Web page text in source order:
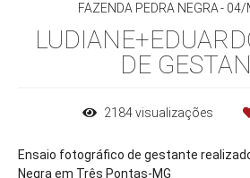
FAZENDA PEDRA NEGRA
04/
DE
2184visualizações
Ensaio fotográfico de gestante
Negra em Três Pontas-MG